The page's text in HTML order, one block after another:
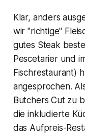
Klar, anders
wir "richtige"
gutes Steak
Pescetarier und
Fischrestaurant)
angesprochen.
Butchers Cut zu
die inkludierte
das Aufpreis-